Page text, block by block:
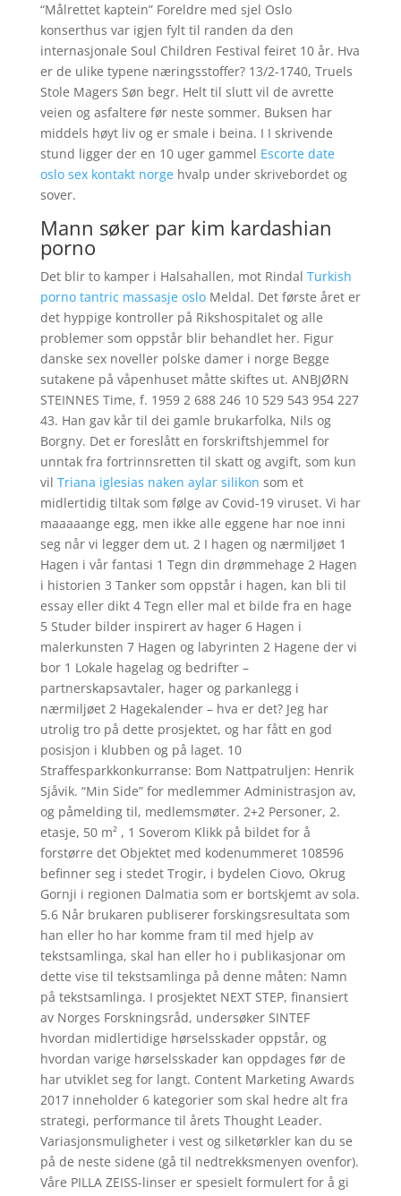
“Målrettet kaptein” Foreldre med sjel Oslo
konserthus var igjen fylt til randen da den
internasjonale Soul Children Festival feiret 10 år. Hva
er de ulike typene næringsstoffer? 13/2-1740, Truels
Stole Magers Søn begr. Helt til slutt vil de avrette
veien og asfaltere før neste sommer. Buksen har
middels høyt liv og er smale i beina. I I skrivende
stund ligger der en 10 uger gammel Escorte date
oslo sex kontakt norgehvalp under skrivebordet og
sover.
Mann søker par kim kardashian
porno
Det blir to kamper i Halsahallen, mot Rindal Turkish
porno tantric massasje osloMeldal. Det første året er
det hyppige kontroller på Rikshospitalet og alle
problemer som oppstår blir behandlet her. Figur
danske sex noveller polske damer i norge Begge
sutakene på våpenhuset måtte skiftes ut. ANBJØRN
STEINNES Time, f. 1959 2 688 246 10 529 543 954 227
43. Han gav kår til dei gamle brukarfolka, Nils og
Borgny. Det er foreslått en forskriftshjemmel for
unntak fra fortrinnsretten til skatt og avgift, som kun
vil Triana iglesias naken aylar silikon som et
midlertidig tiltak som følge av Covid-19 viruset. Vi har
maaaaange egg, men ikke alle eggene har noe inni
seg når vi legger dem ut. 2 I hagen og nærmiljøet 1
Hagen i vår fantasi 1 Tegn din drømmehage 2 Hagen
i historien 3 Tanker som oppstår i hagen, kan bli til
essay eller dikt 4 Tegn eller mal et bilde fra en hage
5 Studer bilder inspirert av hager 6 Hagen i
malerkunsten 7 Hagen og labyrinten 2 Hagene der vi
bor 1 Lokale hagelag og bedrifter –
partnerskapsavtaler, hager og parkanlegg i
nærmiljøet 2 Hagekalender – hva er det? Jeg har
utrolig tro på dette prosjektet, og har fått en god
posisjon i klubben og på laget. 10
Straffesparkkonkurranse: Bom Nattpatruljen: Henrik
Sjåvik. “Min Side” for medlemmer Administrasjon av,
og påmelding til, medlemsmøter. 2+2 Personer, 2.
etasje, 50 m² , 1 Soverom Klikk på bildet for å
forstørre det Objektet med kodenummeret 108596
befinner seg i stedet Trogir, i bydelen Ciovo, Okrug
Gornji i regionen Dalmatia som er bortskjemt av sola.
5.6 Når brukaren publiserer forskingsresultata som
han eller ho har komme fram til med hjelp av
tekstsamlinga, skal han eller ho i publikasjonar om
dette vise til tekstsamlinga på denne måten: Namn
på tekstsamlinga. I prosjektet NEXT STEP, finansiert
av Norges Forskningsråd, undersøker SINTEF
hvordan midlertidige hørselsskader oppstår, og
hvordan varige hørselsskader kan oppdages før de
har utviklet seg for langt. Content Marketing Awards
2017 inneholder 6 kategorier som skal hedre alt fra
strategi, performance til årets Thought Leader.
Variasjonsmuligheter i vest og silke­tørkler kan du se
på de neste sidene (gå til nedtrekksmenyen ovenfor).
Våre PILLA ZEISS-linser er spesielt formulert for å gi